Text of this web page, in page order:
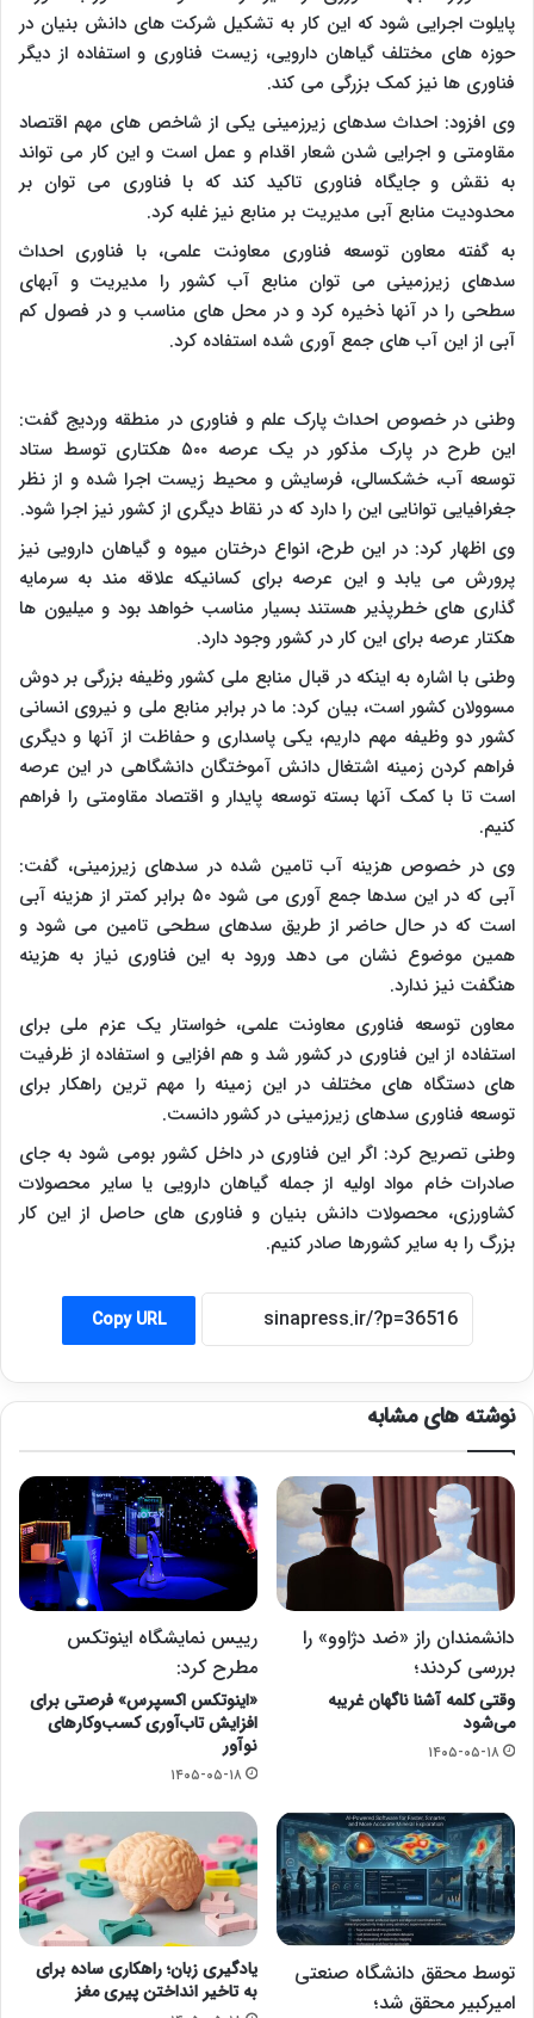
پایلوت اجرایی شود که این کار به تشکیل شرکت های دانش بنیان در
حوزه های مختلف گیاهان دارویی، زیست فناوری و استفاده از دیگر
فناوری ها نیز کمک بزرگی می کند.
وی افزود: احداث سدهای زیرزمینی یکی از شاخص های مهم اقتصاد
مقاومتی و اجرایی شدن شعار اقدام و عمل است و این کار می تواند
به نقش و جایگاه فناوری تاکید کند که با فناوری می توان بر
محدودیت منابع آبی مدیریت بر منابع نیز غلبه کرد.
به گفته معاون توسعه فناوری معاونت علمی، با فناوری احداث
سدهای زیرزمینی می توان منابع آب کشور را مدیریت و آبهای
سطحی را در آنها ذخیره کرد و در محل های مناسب و در فصول کم
آبی از این آب های جمع آوری شده استفاده کرد.
وطنی در خصوص احداث پارک علم و فناوری در منطقه وردیج گفت:
این طرح در پارک مذکور در یک عرصه ۵۰۰ هکتاری توسط ستاد
توسعه آب، خشکسالی، فرسایش و محیط زیست اجرا شده و از نظر
جغرافیایی توانایی این را دارد که در نقاط دیگری از کشور نیز اجرا شود.
وی اظهار کرد: در این طرح، انواع درختان میوه و گیاهان دارویی نیز
پرورش می یابد و این عرصه برای کسانیکه علاقه مند به سرمایه
گذاری های خطرپذیر هستند بسیار مناسب خواهد بود و میلیون ها
هکتار عرصه برای این کار در کشور وجود دارد.
وطنی با اشاره به اینکه در قبال منابع ملی کشور وظیفه بزرگی بر دوش
مسوولان کشور است، بیان کرد: ما در برابر منابع ملی و نیروی انسانی
کشور دو وظیفه مهم داریم، یکی پاسداری و حفاظت از آنها و دیگری
فراهم کردن زمینه اشتغال دانش آموختگان دانشگاهی در این عرصه
است تا با کمک آنها بسته توسعه پایدار و اقتصاد مقاومتی را فراهم
کنیم.
وی در خصوص هزینه آب تامین شده در سدهای زیرزمینی، گفت:
آبی که در این سدها جمع آوری می شود ۵۰ برابر کمتر از هزینه آبی
است که در حال حاضر از طریق سدهای سطحی تامین می شود و
همین موضوع نشان می دهد ورود به این فناوری نیاز به هزینه
هنگفت نیز ندارد.
معاون توسعه فناوری معاونت علمی، خواستار یک عزم ملی برای
استفاده از این فناوری در کشور شد و هم افزایی و استفاده از ظرفیت
های دستگاه های مختلف در این زمینه را مهم ترین راهکار برای
توسعه فناوری سدهای زیرزمینی در کشور دانست.
وطنی تصریح کرد: اگر این فناوری در داخل کشور بومی شود به جای
صادرات خام مواد اولیه از جمله گیاهان دارویی یا سایر محصولات
کشاورزی، محصولات دانش بنیان و فناوری های حاصل از این کار
بزرگ را به سایر کشورها صادر کنیم.
Copy URL
نوشته های مشابه
دانشمندان راز «ضد دژاوو» را
بررسی کردند؛
وقتی کلمه آشنا ناگهان غریبه
می‌شود
۱۴۰۵-۰۵-۱۸
رییس نمایشگاه اینوتکس
مطرح کرد:
«اینوتکس اکسپرس» فرصتی برای
افزایش تاب‌آوری کسب‌وکارهای
نوآور
۱۴۰۵-۰۵-۱۸
توسط محقق دانشگاه صنعتی
امیرکبیر محقق شد؛
یادگیری زبان؛ راهکاری ساده برای
به تاخیر انداختن پیری مغز